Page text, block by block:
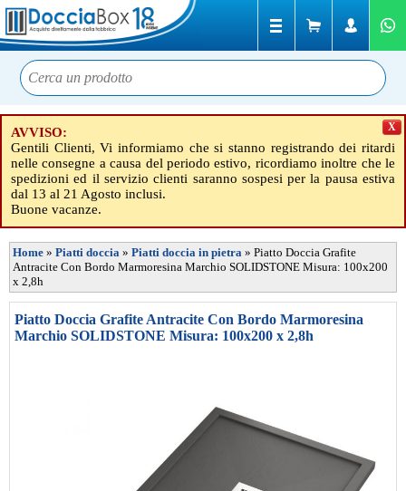
AVVISO:
Gentili Clienti, Vi informiamo che si stanno registrando dei ritardi
nelle consegne a causa del periodo estivo, ricordiamo inoltre che le
spedizioni ed il servizio clienti saranno sospesi per la pausa estiva
dal 13 al 21 Agosto inclusi.
Buone vacanze.
X
Home » Piatti doccia » Piatti doccia in pietra » Piatto Doccia Grafite
Antracite Con Bordo Marmoresina Marchio SOLIDSTONE Misura: 100x200
x 2,8h
Piatto Doccia Grafite Antracite Con Bordo Marmoresina
Marchio SOLIDSTONE Misura: 100x200 x 2,8h